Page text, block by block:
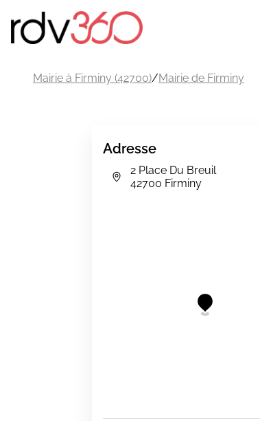
Mairie à Firminy (42700)/Mairie de Firminy
Adresse
2 Place Du Breuil
42700 Firminy